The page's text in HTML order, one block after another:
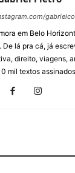
em Belo
De lá pra cá, já
direito, viagens,
mil textos